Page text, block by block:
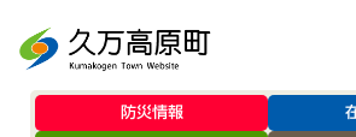
防災情報